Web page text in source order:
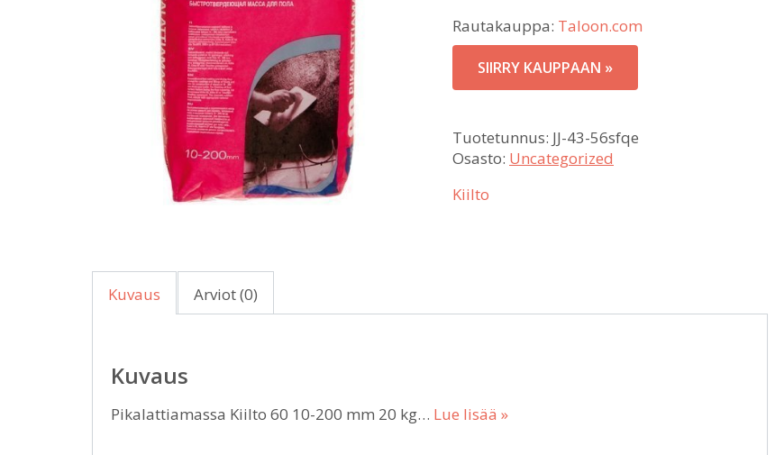
Rautakauppa: Taloon.com
SIIRRY KAUPPAAN »
Tuotetunnus: JJ-43-56sfqe
Osasto: Uncategorized
Kiilto
Kuvaus Arviot (0)
Kuvaus
Pikalattiamassa Kiilto 60 10-200 mm 20 kg… Lue lisää »